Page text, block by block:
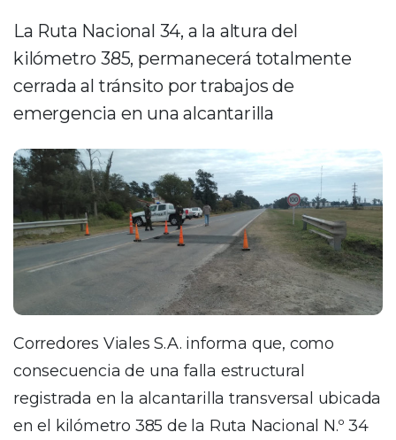
La Ruta Nacional 34, a la altura del
kilómetro 385, permanecerá totalmente
cerrada al tránsito por trabajos de
emergencia en una alcantarilla
Corredores Viales S.A. informa que, como
consecuencia de una falla estructural
registrada en la alcantarilla transversal ubicada
en el kilómetro 385 de la Ruta Nacional N.º 34